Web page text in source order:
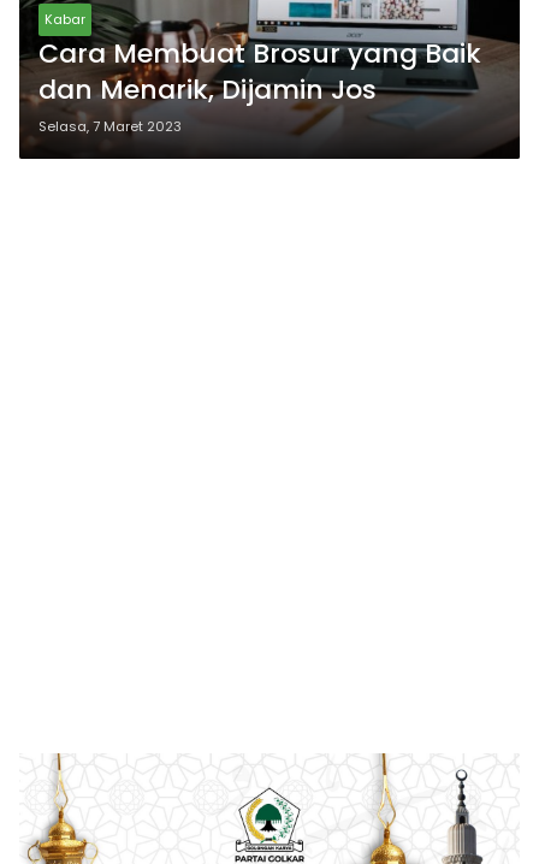
Kabar
Cara Membuat Brosur yang Baik
dan Menarik, Dijamin Jos
Selasa, 7 Maret 2023